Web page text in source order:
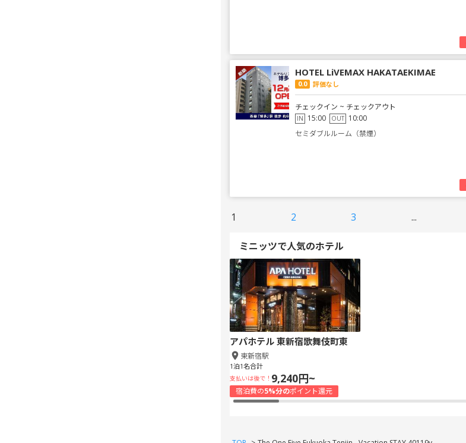
HOTEL LiVEMAX HAKATAEKIMAE
0.0 評価なし
チェックイン ~ チェックアウト
IN 15:00 OUT 10:00
セミダブルルーム（禁煙）
1 2 3 ...
ミニッツで人気のホテル
アパホテル 東新宿歌舞伎町東
東新宿駅
1泊1名合計
支払いは後で！ 9,240円~
宿泊費の5%分のポイント還元